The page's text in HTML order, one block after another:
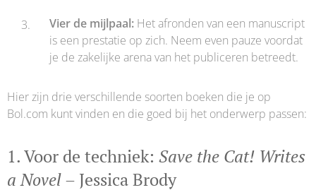
Vier de mijlpaal: Het afronden van een manuscript
is een prestatie op zich. Neem even pauze voordat
je de zakelijke arena van het publiceren betreedt.
Hier zijn drie verschillende soorten boeken die je op
Bol.com kunt vinden en die goed bij het onderwerp passen:
1. Voor de techniek: Save the Cat! Writes
a Novel– Jessica Brody